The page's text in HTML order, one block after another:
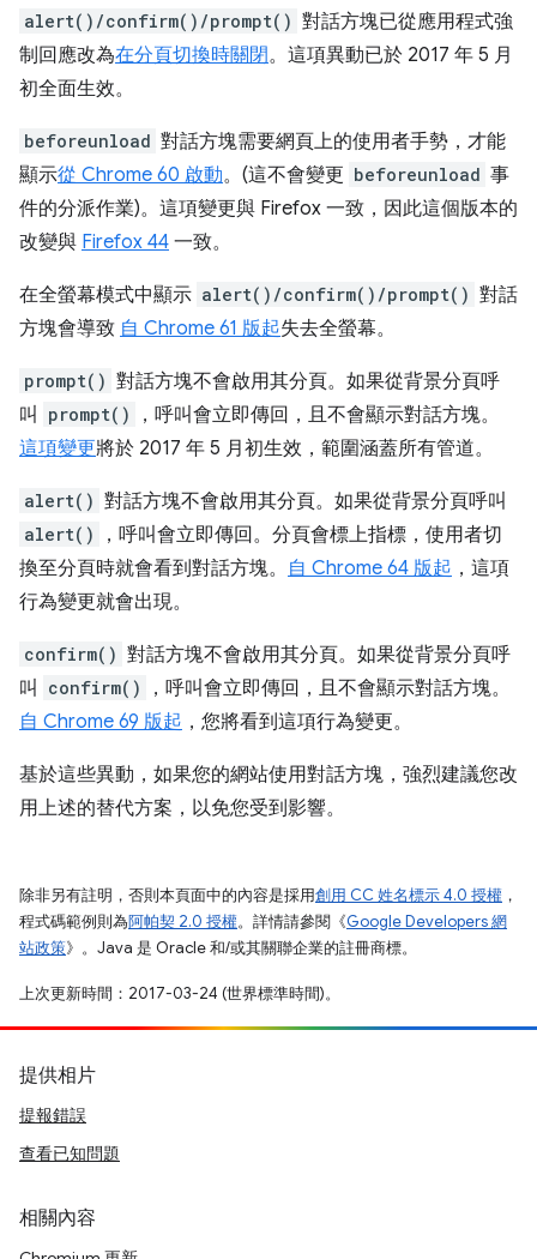
alert()/confirm()/prompt() 對話方塊已從應用程式強
制回應改為在分頁切換時關閉。這項異動已於 2017 年 5 月
初全面生效。
beforeunload 對話方塊需要網頁上的使用者手勢，才能
顯示從 Chrome 60 啟動。(這不會變更 beforeunload 事
件的分派作業)。這項變更與 Firefox 一致，因此這個版本的
改變與 Firefox 44 一致。
在全螢幕模式中顯示 alert()/confirm()/prompt() 對話
方塊會導致 自 Chrome 61 版起失去全螢幕。
prompt() 對話方塊不會啟用其分頁。如果從背景分頁呼
叫
prompt()
，呼叫會立即傳回，且不會顯示對話方塊。
這項變更將於 2017 年 5 月初生效，範圍涵蓋所有管道。
alert() 對話方塊不會啟用其分頁。如果從背景分頁呼叫
alert()
，呼叫會立即傳回。分頁會標上指標，使用者切
換至分頁時就會看到對話方塊。 自 Chrome 64 版起 ，這項
行為變更就會出現。
confirm() 對話方塊不會啟用其分頁。如果從背景分頁呼
叫
confirm()
，呼叫會立即傳回，且不會顯示對話方塊。
自 Chrome 69 版起 ，您將看到這項行為變更。
基於這些異動，如果您的網站使用對話方塊，強烈建議您改
用上述的替代方案，以免您受到影響。
除非另有註明，否則本頁面中的內容是採用創用 CC 姓名標示 4.0 授權 ，
程式碼範例則為阿帕契 2.0 授權。詳情請參閱《Google Developers 網
站政策》。Java 是 Oracle 和/或其關聯企業的註冊商標。
上次更新時間：2017-03-24 (世界標準時間)。
提供相片
提報錯誤
查看已知問題
相關內容